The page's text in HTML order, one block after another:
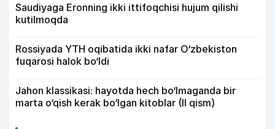
Saudiyaga Eronning ikki ittifoqchisi hujum qilishi
kutilmoqda
Rossiyada YTH oqibatida ikki nafar O‘zbekiston
fuqarosi halok bo‘ldi
Jahon klassikasi: hayotda hech bo‘lmaganda bir
marta o‘qish kerak bo‘lgan kitoblar (II qism)